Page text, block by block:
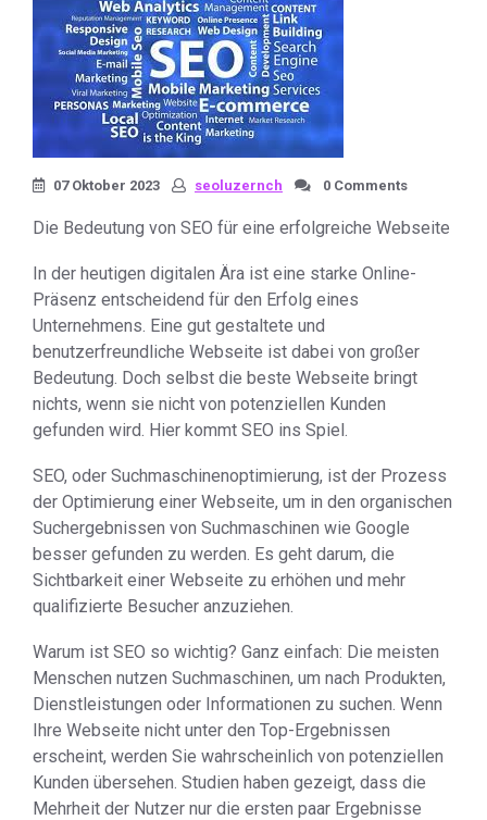
07 Oktober 2023 seoluzernch 0 Comments
Die Bedeutung von SEO für eine erfolgreiche Webseite
In der heutigen digitalen Ära ist eine starke Online-
Präsenz entscheidend für den Erfolg eines
Unternehmens. Eine gut gestaltete und
benutzerfreundliche Webseite ist dabei von großer
Bedeutung. Doch selbst die beste Webseite bringt
nichts, wenn sie nicht von potenziellen Kunden
gefunden wird. Hier kommt SEO ins Spiel.
SEO, oder Suchmaschinenoptimierung, ist der Prozess
der Optimierung einer Webseite, um in den organischen
Suchergebnissen von Suchmaschinen wie Google
besser gefunden zu werden. Es geht darum, die
Sichtbarkeit einer Webseite zu erhöhen und mehr
qualifizierte Besucher anzuziehen.
Warum ist SEO so wichtig? Ganz einfach: Die meisten
Menschen nutzen Suchmaschinen, um nach Produkten,
Dienstleistungen oder Informationen zu suchen. Wenn
Ihre Webseite nicht unter den Top-Ergebnissen
erscheint, werden Sie wahrscheinlich von potenziellen
Kunden übersehen. Studien haben gezeigt, dass die
Mehrheit der Nutzer nur die ersten paar Ergebnisse